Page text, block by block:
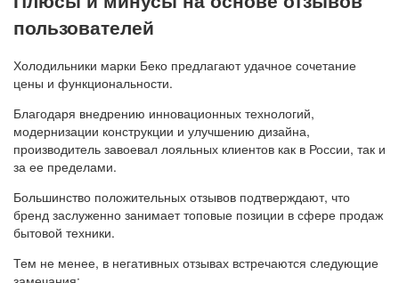
пользователей
Холодильники марки Беко предлагают удачное сочетание
цены и функциональности.
Благодаря внедрению инновационных технологий,
модернизации конструкции и улучшению дизайна,
производитель завоевал лояльных клиентов как в России, так и
за ее пределами.
Большинство положительных отзывов подтверждают, что
бренд заслуженно занимает топовые позиции в сфере продаж
бытовой техники.
Тем не менее, в негативных отзывах встречаются следующие